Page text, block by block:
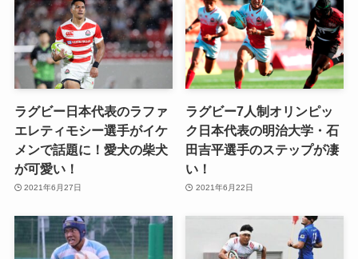
ラグビー日本代表のラファ
エレティモシー選手がイケ
メンで話題に！愛犬の柴犬
が可愛い！
2021年6月27日
ラグビー7人制オリンピッ
ク日本代表の明治大学・石
田吉平選手のステップが凄
い！
2021年6月22日